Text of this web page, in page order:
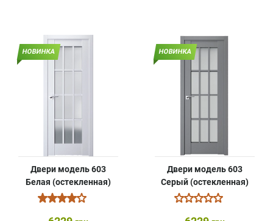
НОВИНКА
Двери модель 603
Белая (остекленная)
НОВИНКА
Двери модель 603
Серый (остекленная)